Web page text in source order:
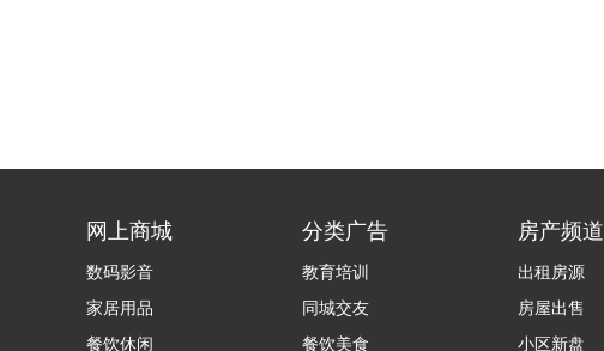
网上商城
数码影音
家居用品
餐饮休闲
分类广告
教育培训
同城交友
餐饮美食
房产频道
出租房源
房屋出售
小区新盘